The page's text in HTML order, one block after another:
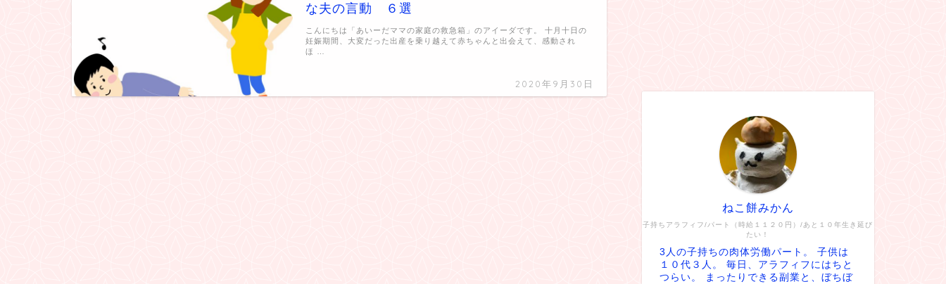
な夫の言動 ６選
2020年9月30日
こんにちは「あいーだママの家庭の救急箱」のアイーダです。 十月十日の
妊娠期間、大変だった出産を乗り越えて赤ちゃんと出会えて、感動され
ほ …
子持ちアラフィフ/パート（時給１１２０円）/あと１０年生き延び
たい！
ねこ餅みかん
3人の子持ちの肉体労働パート。 子供は
１０代３人。 毎日、アラフィフにはちと
つらい。 まったりできる副業と、ぼちぼ